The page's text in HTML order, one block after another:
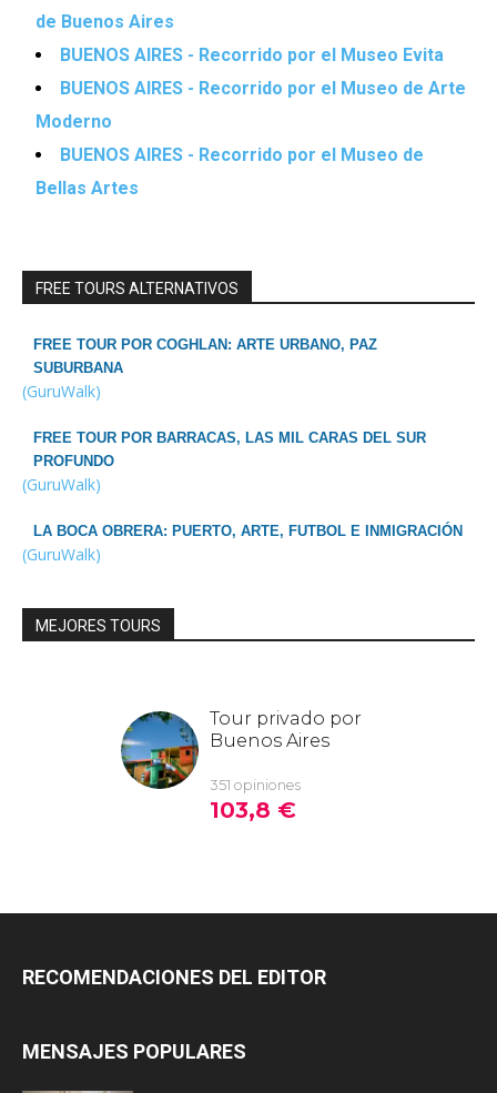
de Buenos Aires
BUENOS AIRES - Recorrido por el Museo Evita
BUENOS AIRES - Recorrido por el Museo de Arte
Moderno
BUENOS AIRES - Recorrido por el Museo de
Bellas Artes
FREE TOURS ALTERNATIVOS
FREE TOUR POR COGHLAN: ARTE URBANO, PAZ
SUBURBANA
(GuruWalk)
FREE TOUR POR BARRACAS, LAS MIL CARAS DEL SUR
PROFUNDO
(GuruWalk)
LA BOCA OBRERA: PUERTO, ARTE, FUTBOL E INMIGRACIÓN
(GuruWalk)
MEJORES TOURS
RECOMENDACIONES DEL EDITOR
MENSAJES POPULARES